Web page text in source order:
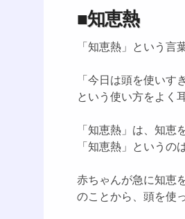
■知恵熱
「知恵熱」という言
「今日は頭を使いす
という使い方をよく
「知恵熱」は、知恵
「知恵熱」というの
赤ちゃんが急に知恵
のことから、頭を使